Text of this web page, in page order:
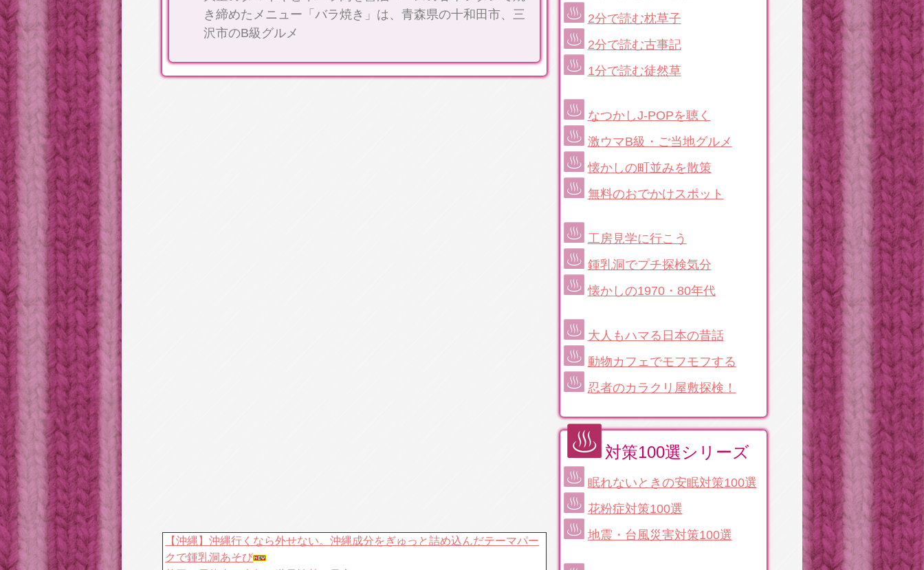
き締めたメニュー「バラ焼き」は、青森県の十和田市、三
沢市のB級グルメ
【沖縄】沖縄行くなら外せない。沖縄成分をぎゅっと詰め込んだテーマパー
クで鍾乳洞あそび
2分で読む枕草子
2分で読む古事記
1分で読む徒然草
なつかしJ-POPを聴く
激ウマB級・ご当地グルメ
懐かしの町並みを散策
無料のおでかけスポット
工房見学に行こう
鍾乳洞でプチ探検気分
懐かしの1970・80年代
大人もハマる日本の昔話
動物カフェでモフモフする
忍者のカラクリ屋敷探検！
対策100選シリーズ
眠れないときの安眠対策100選
花粉症対策100選
地震・台風災害対策100選